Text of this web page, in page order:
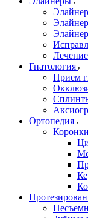
Гнатология
Прием
Ортопедия
Коронки